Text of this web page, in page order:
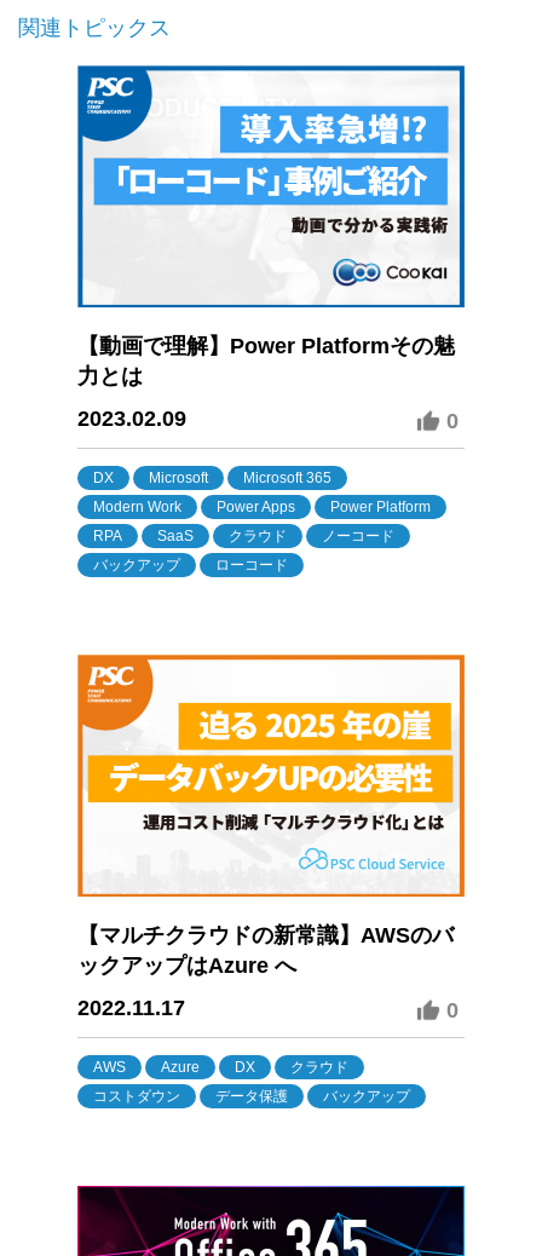
関連トピックス
【動画で理解】Power Platformその魅
力とは
2023.02.09
0
DX Microsoft
Microsoft 365
Modern Work
Power Apps
Power Platform
RPA
SaaS クラウド
ノーコード
バックアップ
ローコード
【マルチクラウドの新常識】AWSのバ
ックアップはAzure へ
2022.11.17
0
AWS Azure DX
クラウド
コストダウン
データ保護 バックアップ